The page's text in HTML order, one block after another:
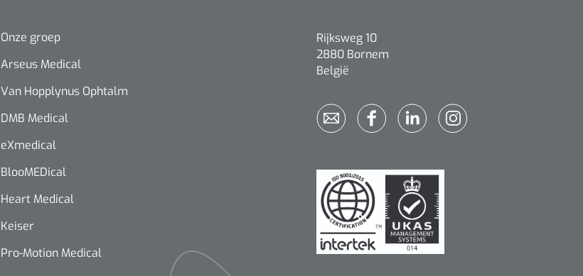
Onze groep
Arseus Medical
Van Hopplynus Ophtalm
DMB Medical
eXmedical
BlooMEDical
Heart Medical
Keiser
Pro-Motion Medical
Rijksweg 10
2880 Bornem
België